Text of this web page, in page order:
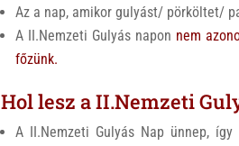
Az a nap, amikor gulyást/ pörköltet/
A II.Nemzeti Gulyás napon nem
főzünk.
Hol lesz a II.Nemzeti
A II.Nemzeti Gulyás Nap ünnep,